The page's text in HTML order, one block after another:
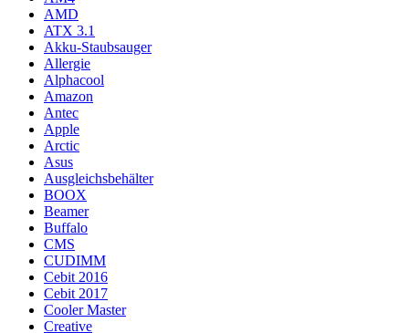
AMD
ATX 3.1
Akku-Staubsauger
Allergie
Alphacool
Amazon
Antec
Apple
Arctic
Asus
Ausgleichsbehälter
BOOX
Beamer
Buffalo
CMS
CUDIMM
Cebit 2016
Cebit 2017
Cooler Master
Creative